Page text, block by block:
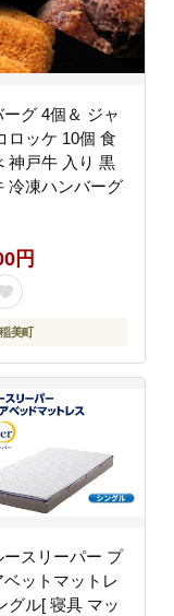
グ 4個＆ ジャ
ロッケ 10個 食
神戸牛 入り 黒
冷凍ハンバーグ
円
美町
ースリーパー プ
ベットマットレ
グル[ 寝具 マッ